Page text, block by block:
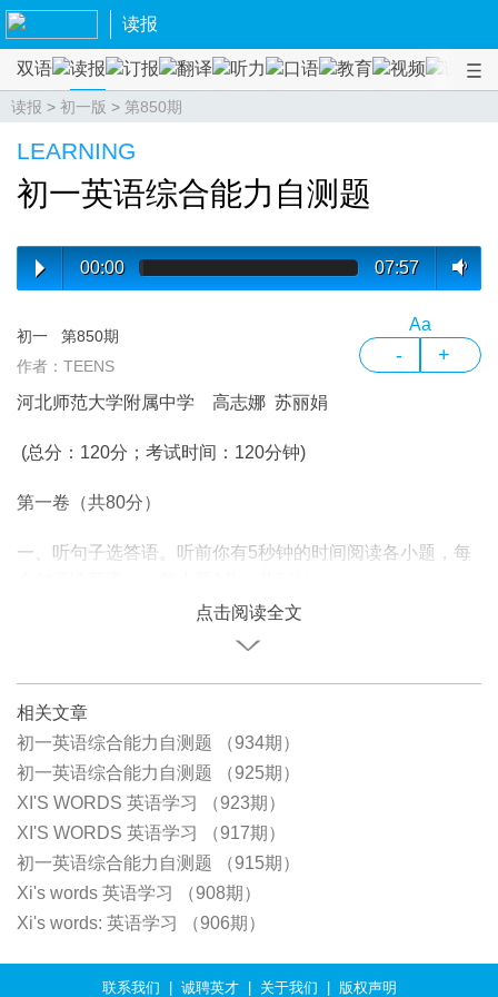
读报
双语 读报 订报 翻译 听力 口语 教育 视频 课程
读报 > 初一版 > 第850期
LEARNING
初一英语综合能力自测题
00:00 07:57
初一
第850期
作者：TEENS
Aa
- +
河北师范大学附属中学 高志娜 苏丽娟
(总分：120分；考试时间：120分钟)
第一卷（共80分）
一、听句子选答语。听前你有5秒钟的时间阅读各小题，每
点击阅读全文
相关文章
初一英语综合能力自测题 （934期）
初一英语综合能力自测题 （925期）
XI'S WORDS 英语学习 （923期）
XI'S WORDS 英语学习 （917期）
初一英语综合能力自测题 （915期）
Xi's words 英语学习 （908期）
Xi's words: 英语学习 （906期）
联系我们 诚聘英才| 关于我们 版权声明